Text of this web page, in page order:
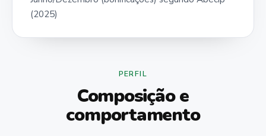
(2025)
PERFIL
Composição e
comportamento